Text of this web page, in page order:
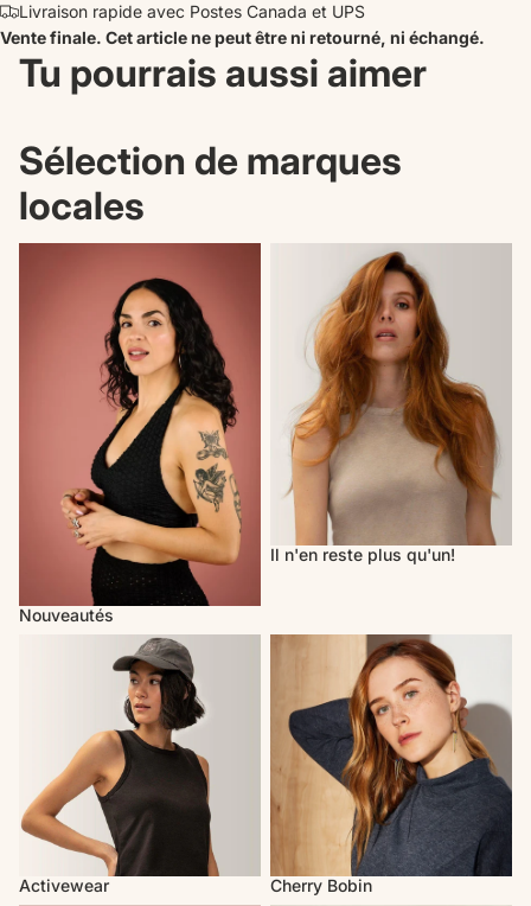
Livraison rapide avec Postes Canada et UPS
Vente finale. Cet article ne peut être ni retourné, ni échangé.
Tu pourrais aussi aimer
Sélection de marques
locales
Nouveautés
Il n'en reste plus qu'un!
Il n'en reste plus qu'un!
Activewear
Cherry Bobin
Cherry Bobin